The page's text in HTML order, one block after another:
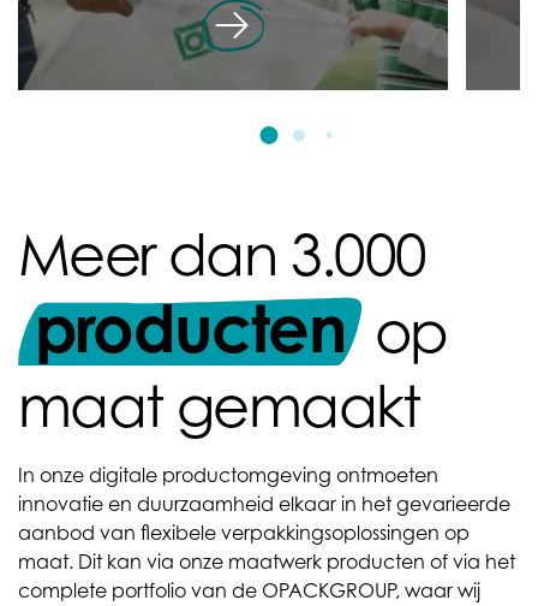
Meer dan 3.000
producten op
maat gemaakt
In onze digitale productomgeving ontmoeten
innovatie en duurzaamheid elkaar in het gevarieerde
aanbod van flexibele verpakkingsoplossingen op
maat. Dit kan via onze maatwerk producten of via het
complete portfolio van de OPACKGROUP, waar wij